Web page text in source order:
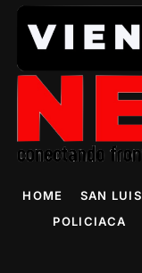
HOME SAN LUIS
POLICIACA